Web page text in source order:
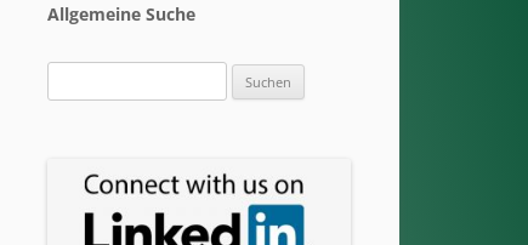
Allgemeine Suche
nach: